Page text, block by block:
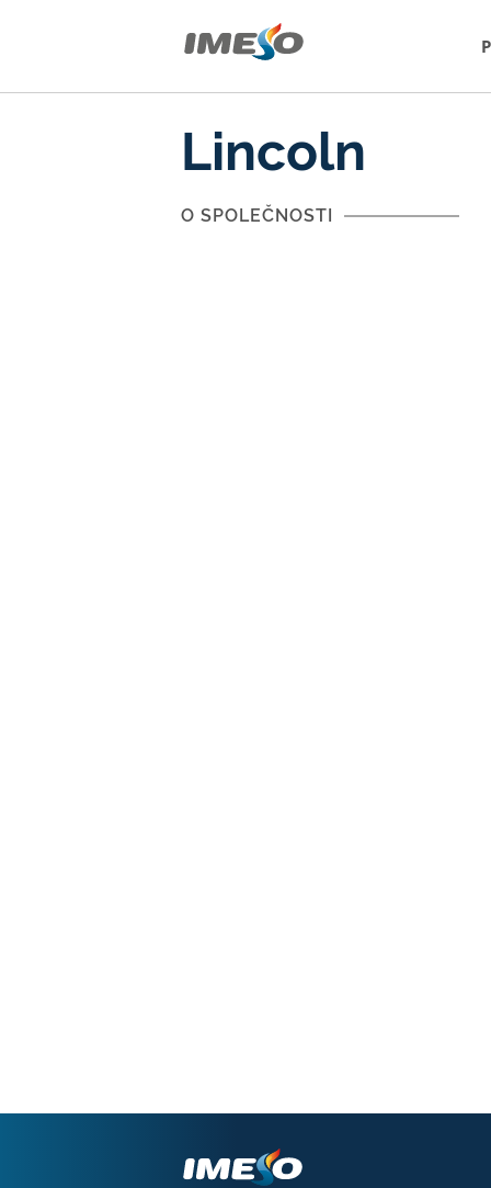
Lincoln
O SPOLEČNOSTI